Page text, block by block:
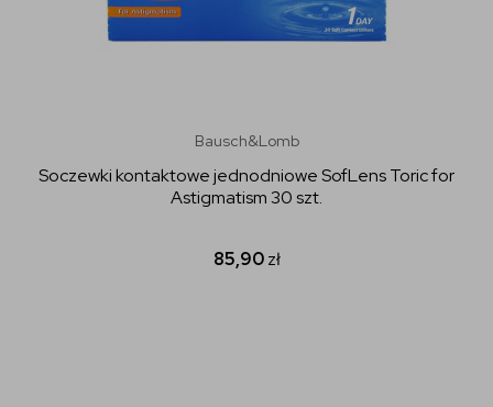
Bausch&Lomb
Soczewki kontaktowe jednodniowe SofLens Toric for
Astigmatism 30 szt.
85,90zł